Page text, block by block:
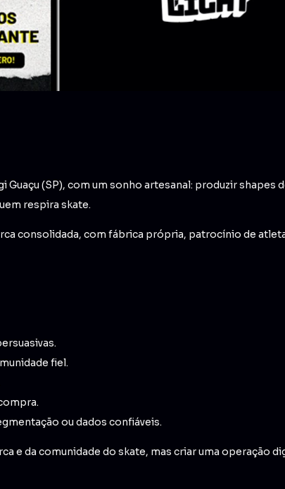
Guaçu (SP), com um sonho artesanal: produzir shapes
respira skate.
consolidada, com fábrica própria, patrocínio de
fiel.
ou dados confiáveis.
e da comunidade do skate, mas criar uma operação